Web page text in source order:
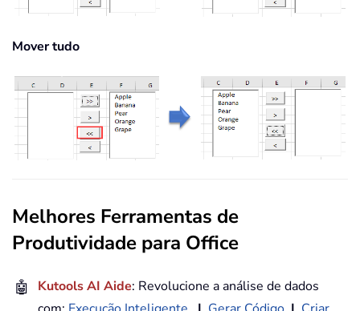
            xListBox2
AddItem
            I
Next
End Sub
Mover tudo
Melhores Ferramentas de
Produtividade para Office
🤖 Kutools AI Aide: Revolucione a análise de dados